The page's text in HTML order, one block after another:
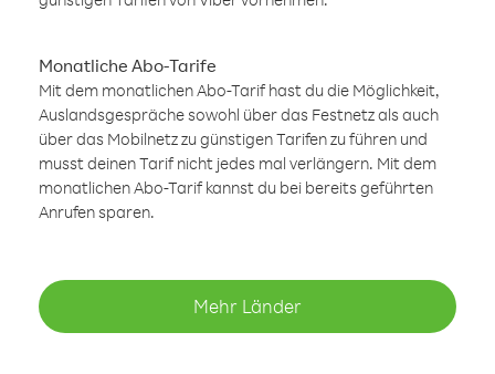
Monatliche Abo-Tarife
Mit dem monatlichen Abo-Tarif hast du die Möglichkeit,
Auslandsgespräche sowohl über das Festnetz als auch
über das Mobilnetz zu günstigen Tarifen zu führen und
musst deinen Tarif nicht jedes mal verlängern. Mit dem
monatlichen Abo-Tarif kannst du bei bereits geführten
Anrufen sparen.
Mehr Länder